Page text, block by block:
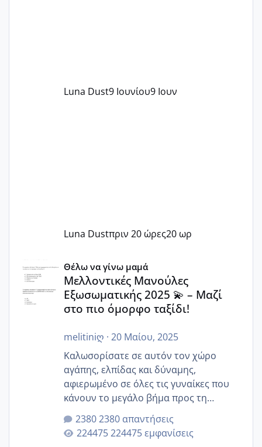
Luna Dust9 Ιουνίου9 Ιουν
Luna Dustπριν 20 ώρες20 ωρ
Μελλοντικές Μανούλες Εξωσωματικής 2025 💫 – Μαζί
Θέλω να γίνω μαμά
Μελλοντικές Μανούλες
Εξωσωματικής 2025 💫 – Μαζί
στο πιο όμορφο ταξίδι!
melitiniღ · 20 Μαίου, 2025
Καλωσορίσατε σε αυτόν τον χώρο
αγάπης, ελπίδας και δύναμης,
αφιερωμένο σε όλες τις γυναίκες που
κάνουν το μεγάλο βήμα προς τη
μητρότητα μέσω εξωσωματικής το 2025.
Εδώ θα μοιραστούμε αγωνίες, χαρές,
εμπειρίες και κάθε μικρή ή μεγάλη
2380 απαντήσεις
224475 εμφανίσεις